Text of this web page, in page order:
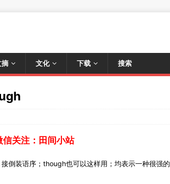
摘 文化 下载 搜索
关注：田间小站
倒装语序；though也可以这样用；均表示一种很强的